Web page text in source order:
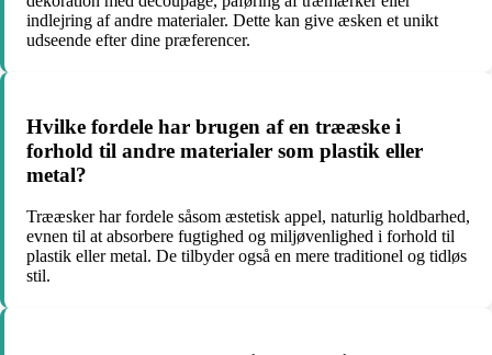
indlejring af andre materialer. Dette kan give æsken et unikt
udseende efter dine præferencer.
Hvilke fordele har brugen af en trææske i
forhold til andre materialer som plastik eller
metal?
Trææsker har fordele såsom æstetisk appel, naturlig holdbarhed,
evnen til at absorbere fugtighed og miljøvenlighed i forhold til
plastik eller metal. De tilbyder også en mere traditionel og tidløs
stil.